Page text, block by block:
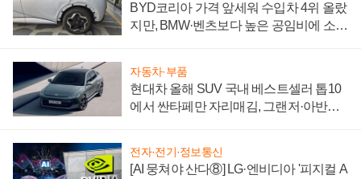
BYD코리아 가격 앞세워 수입차 4위 올랐
지만, BMW·벤츠보다 높은 공임비에 소비
자동차·부품
현대차 올해 SUV 국내 베스트셀러 톱10
에서 싼타페만 자리매김, 그랜저·아반떼
전자·전기·정보통신
[AI 뭉쳐야 산다⑧] LG·엔비디아 '피지컬 A